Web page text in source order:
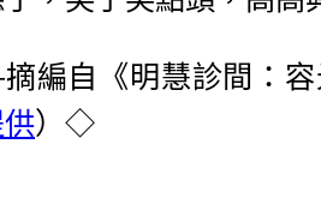
編自《明慧診間：容
）◇